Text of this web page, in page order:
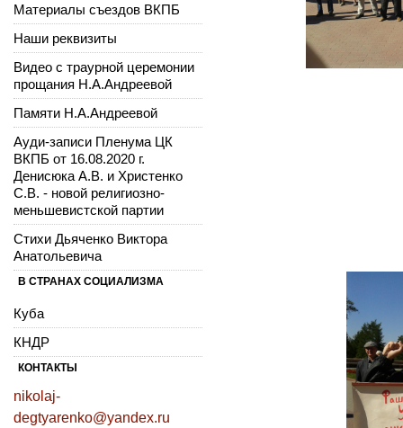
Материалы съездов ВКПБ
Наши реквизиты
Видео с траурной церемонии
прощания Н.А.Андреевой
Памяти Н.А.Андреевой
Ауди-записи Пленума ЦК
ВКПБ от 16.08.2020 г.
Денисюка А.В. и Христенко
С.В. - новой религиозно-
меньшевистской партии
Стихи Дьяченко Виктора
Анатольевича
В СТРАНАХ СОЦИАЛИЗМА
Куба
КНДР
КОНТАКТЫ
nikolaj-
degtyarenko@yandex.ru